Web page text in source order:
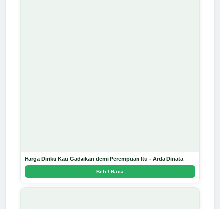
Harga Diriku Kau Gadaikan demi Perempuan Itu - Arda Dinata
Beli / Baca